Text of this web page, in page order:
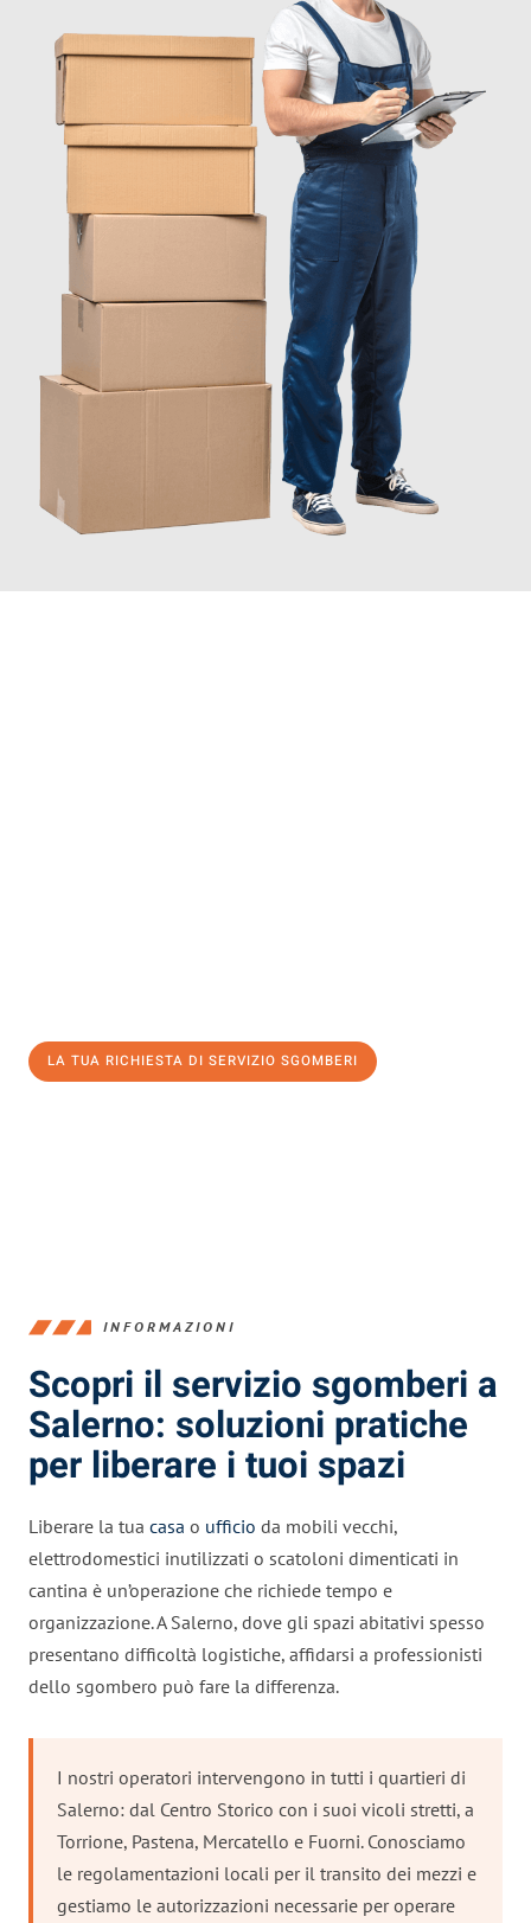
LA TUA RICHIESTA DI SERVIZIO SGOMBERI
INFORMAZIONI
Scopri il servizio sgomberi a
Salerno: soluzioni pratiche
per liberare i tuoi spazi
Liberare la tua casa o ufficio da mobili vecchi,
elettrodomestici inutilizzati o scatoloni dimenticati in
cantina è un’operazione che richiede tempo e
organizzazione. A Salerno, dove gli spazi abitativi spesso
presentano difficoltà logistiche, affidarsi a professionisti
dello sgombero può fare la differenza.
I nostri operatori intervengono in tutti i quartieri di
Salerno: dal Centro Storico con i suoi vicoli stretti, a
Torrione, Pastena, Mercatello e Fuorni. Conosciamo
le regolamentazioni locali per il transito dei mezzi e
gestiamo le autorizzazioni necessarie per operare